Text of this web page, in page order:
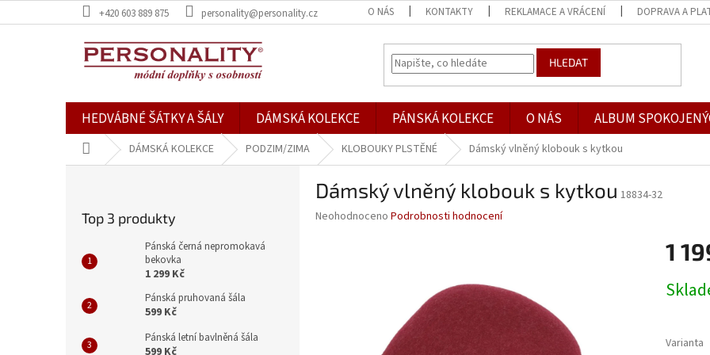
na
+420 603 889 875 personality@personality.cz O NÁS KONTAKTY REKLAMACE A VRÁCENÍ DOPRAVA A
HLEDAT
HEDVÁBNÉ ŠÁTKY A ŠÁLY DÁMSKÁ KOLEKCE PÁNSKÁ KOLEKCE O NÁS ALBUM
Domů DÁMSKÁ KOLEKCE PODZIM/ZIMA KLOBOUKY PLSTĚNÉ Dámský vlněný klobouk s kytkou
Top 3 produkty
Pánská černá nepromokavá
bekovka
1 299 Kč
Pánská pruhovaná šála
599 Kč
Pánská letní bavlněná šála
599 Kč
Dámský vlněný klobouk s kytkou 18834-32
Průměrné
Neohodnoceno Podrobnosti hodnocení
1
cena:
Varianta